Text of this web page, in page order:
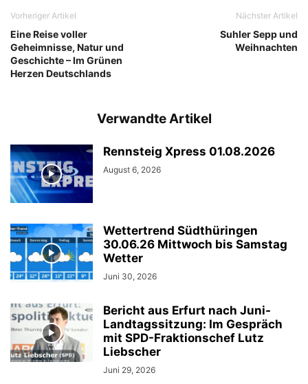
Vorheriger Artikel
Eine Reise voller
Geheimnisse, Natur und
Geschichte – Im Grünen
Herzen Deutschlands
Nächster Artikel
Suhler Sepp und
Weihnachten
Verwandte Artikel
Rennsteig Xpress 01.08.2026
August 6, 2026
Wettertrend Südthüringen
30.06.26 Mittwoch bis Samstag
Wetter
Juni 30, 2026
Bericht aus Erfurt nach Juni-
Landtagssitzung: Im Gespräch
mit SPD-Fraktionschef Lutz
Liebscher
Juni 29, 2026